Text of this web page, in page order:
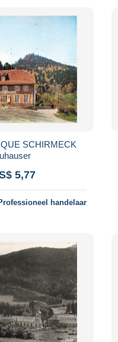
SCHIRMECK
5,77
handelaar